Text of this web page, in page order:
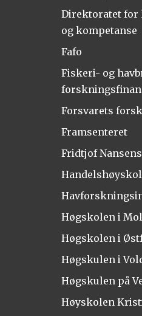
Direktoratet for
og kompetanse
Fafo
Fiskeri- og
Forsvarets
Framsenteret
Fridtjof
Høgskolen i
Høgskolen i
Høgskulen i
Høgskulen på
Høyskolen